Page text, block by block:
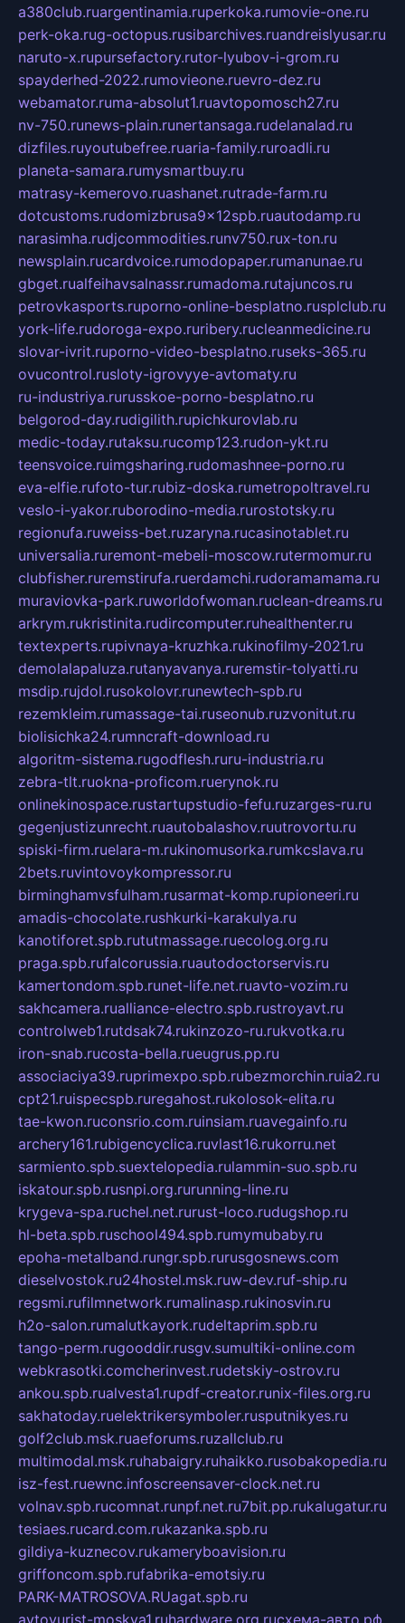
a380club.ruargentinamia.ruperkoka.rumovie-one.ru
perk-oka.rug-octopus.rusibarchives.ruandreislyusar.ru
naruto-x.rupursefactory.rutor-lyubov-i-grom.ru
spayderhed-2022.rumovieone.ruevro-dez.ru
webamator.ruma-absolut1.ruavtopomosch27.ru
nv-750.runews-plain.runertansaga.rudelanalad.ru
dizfiles.ruyoutubefree.ruaria-family.ruroadli.ru
planeta-samara.rumysmartbuy.ru
matrasy-kemerovo.ruashanet.rutrade-farm.ru
dotcustoms.rudomizbrusa9x12spb.ruautodamp.ru
narasimha.rudjcommodities.runv750.rux-ton.ru
newsplain.rucardvoice.rumodopaper.rumanunae.ru
gbget.rualfeihavsalnassr.rumadoma.rutajuncos.ru
petrovkasports.ruporno-online-besplatno.rusplclub.ru
york-life.rudoroga-expo.ruribery.rucleanmedicine.ru
slovar-ivrit.ruporno-video-besplatno.ruseks-365.ru
ovucontrol.rusloty-igrovyye-avtomaty.ru
ru-industriya.rurusskoe-porno-besplatno.ru
belgorod-day.rudigilith.rupichkurovlab.ru
medic-today.rutaksu.rucomp123.rudon-ykt.ru
teensvoice.ruimgsharing.rudomashnee-porno.ru
eva-elfie.rufoto-tur.rubiz-doska.rumetropoltravel.ru
veslo-i-yakor.ruborodino-media.rurostotsky.ru
regionufa.ruweiss-bet.ruzaryna.rucasinotablet.ru
universalia.ruremont-mebeli-moscow.rutermomur.ru
clubfisher.ruremstirufa.ruerdamchi.rudoramamama.ru
muraviovka-park.ruworldofwoman.ruclean-dreams.ru
arkrym.rukristinita.rudircomputer.ruhealthenter.ru
textexperts.rupivnaya-kruzhka.rukinofilmy-2021.ru
demolalapaluza.rutanyavanya.ruremstir-tolyatti.ru
msdip.rujdol.rusokolovr.runewtech-spb.ru
rezemkleim.rumassage-tai.ruseonub.ruzvonitut.ru
biolisichka24.rumncraft-download.ru
algoritm-sistema.rugodflesh.ruru-industria.ru
zebra-tlt.ruokna-proficom.ruerynok.ru
onlinekinospace.rustartupstudio-fefu.ruzarges-ru.ru
gegenjustizunrecht.ruautobalashov.ruutrovortu.ru
spiski-firm.ruelara-m.rukinomusorka.rumkcslava.ru
2bets.ruvintovoykompressor.ru
birminghamvsfulham.rusarmat-komp.rupioneeri.ru
amadis-chocolate.rushkurki-karakulya.ru
kanotiforet.spb.rututmassage.ruecolog.org.ru
praga.spb.rufalcorussia.ruautodoctorservis.ru
kamertondom.spb.runet-life.net.ruavto-vozim.ru
sakhcamera.rualliance-electro.spb.rustroyavt.ru
controlweb1.rutdsak74.rukinzozo-ru.rukvotka.ru
iron-snab.rucosta-bella.rueugrus.pp.ru
associaciya39.ruprimexpo.spb.rubezmorchin.ruia2.ru
cpt21.ruispecspb.ruregahost.rukolosok-elita.ru
tae-kwon.ruconsrio.com.ruinsiam.ruavegainfo.ru
archery161.rubigencyclica.ruvlast16.rukorru.net
sarmiento.spb.suextelopedia.rulammin-suo.spb.ru
iskatour.spb.rusnpi.org.rurunning-line.ru
krygeva-spa.ruchel.net.rurust-loco.rudugshop.ru
hl-beta.spb.ruschool494.spb.rumymubaby.ru
epoha-metalband.rungr.spb.rurusgosnews.com
dieselvostok.ru24hostel.msk.ruw-dev.ruf-ship.ru
regsmi.rufilmnetwork.rumalinasp.rukinosvin.ru
h2o-salon.rumalutkayork.rudeltaprim.spb.ru
tango-perm.rugooddir.rusgv.sumultiki-online.com
webkrasotki.comcherinvest.rudetskiy-ostrov.ru
ankou.spb.rualvesta1.rupdf-creator.runix-files.org.ru
sakhatoday.ruelektrikersymboler.rusputnikyes.ru
golf2club.msk.ruaeforums.ruzallclub.ru
multimodal.msk.ruhabaigry.ruhaikko.rusobakopedia.ru
isz-fest.ruewnc.infoscreensaver-clock.net.ru
volnav.spb.rucomnat.runpf.net.ru7bit.pp.rukalugatur.ru
tesiaes.rucard.com.rukazanka.spb.ru
gildiya-kuznecov.rukameryboavision.ru
griffoncom.spb.rufabrika-emotsiy.ru
PARK-MATROSOVA.RUagat.spb.ru
avtoyurist-moskva1.ruhardware.org.ruсхема-авто.рф